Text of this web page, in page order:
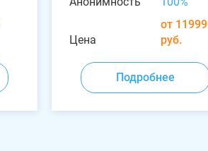
Цена
от 11999
руб.
Подробнее